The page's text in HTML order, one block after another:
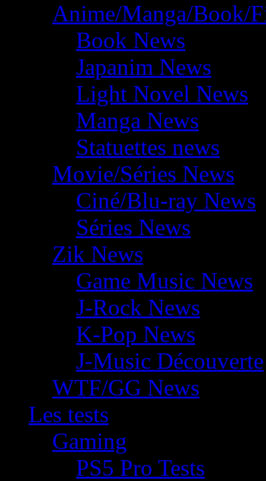
Anime/Manga/Book/
Book News
Japanim News
Light Novel News
Manga News
Statuettes news
Movie/Séries News
Ciné/Blu-ray News
Séries News
Zik News
Game Music News
J-Rock News
K-Pop News
J-Music Découverte
WTF/GG News
Les tests
Gaming
PS5 Pro Tests